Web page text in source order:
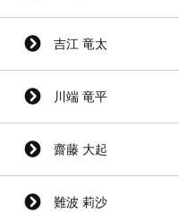
吉江 竜太
川端 竜平
齋藤 大起
難波 莉沙